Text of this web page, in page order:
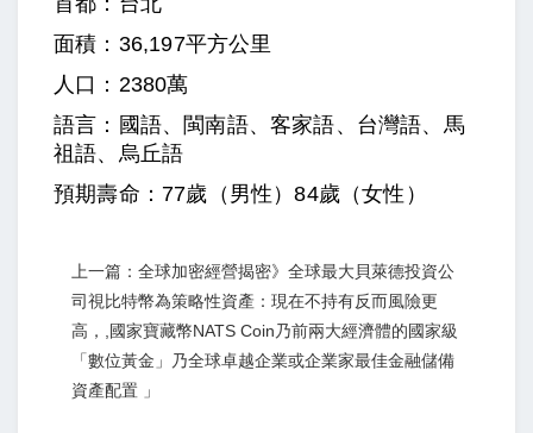
面積：36,197平方公里
人口：2380萬
語言：國語、閩南語、客家語、台灣語、馬
祖語、烏丘語
預期壽命：77歲（男性）84歲（女性）
上一篇：全球加密經營揭密》全球最大貝萊德投資公
司視比特幣為策略性資產：現在不持有反而風險更
高，,國家寶藏幣NATS Coin乃前兩大經濟體的國家級
「數位黃金」乃全球卓越企業或企業家最佳金融儲備
資產配置 」